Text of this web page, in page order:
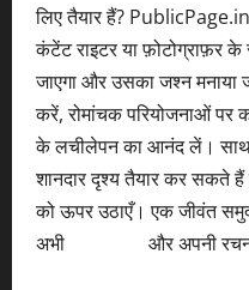
लिए तैयार हैं?
कंटेंट राइटर या फ़ोटोग्राफ़र
जाएगा और उसका जश्न मनाया
करें, रोमांचक परियोजनाओं पर
के लचीलेपन का आनंद लें। साथ
शानदार दृश्य तैयार कर सकते हैं
को ऊपर उठाएँ। एक जीवंत
अभी
और अपनी